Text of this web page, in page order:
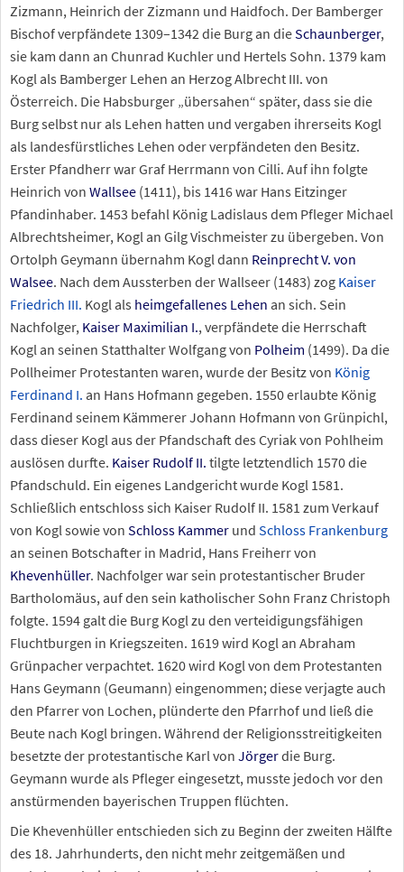
Zizmann, Heinrich der Zizmann und Haidfoch. Der Bamberger
Bischof verpfändete 1309–1342 die Burg an dieSchaunberger,
sie kam dann an Chunrad Kuchler und Hertels Sohn. 1379 kam
Kogl als Bamberger Lehen an Herzog Albrecht III. von
Österreich. Die Habsburger „übersahen“ später, dass sie die
Burg selbst nur als Lehen hatten und vergaben ihrerseits Kogl
als landesfürstliches Lehen oder verpfändeten den Besitz.
Erster Pfandherr war Graf Herrmann von Cilli. Auf ihn folgte
Heinrich von Wallsee (1411), bis 1416 war Hans Eitzinger
Pfandinhaber. 1453 befahl König Ladislaus dem Pfleger Michael
Albrechtsheimer, Kogl an Gilg Vischmeister zu übergeben. Von
Ortolph Geymann übernahm Kogl dann Reinprecht V. von
Walsee. Nach dem Aussterben der Wallseer (1483) zog Kaiser
Friedrich III. Kogl als heimgefallenes Lehen an sich. Sein
Nachfolger, Kaiser Maximilian I., verpfändete die Herrschaft
Kogl an seinen Statthalter Wolfgang von Polheim (1499). Da die
Pollheimer Protestanten waren, wurde der Besitz von König
Ferdinand I. an Hans Hofmann gegeben. 1550 erlaubte König
Ferdinand seinem Kämmerer Johann Hofmann von Grünpichl,
dass dieser Kogl aus der Pfandschaft des Cyriak von Pohlheim
auslösen durfte. Kaiser Rudolf II. tilgte letztendlich 1570 die
Pfandschuld. Ein eigenes Landgericht wurde Kogl 1581.
Schließlich entschloss sich Kaiser Rudolf II. 1581 zum Verkauf
von Kogl sowie von Schloss Kammer und Schloss Frankenburg
an seinen Botschafter in Madrid, Hans Freiherr von
Khevenhüller. Nachfolger war sein protestantischer Bruder
Bartholomäus, auf den sein katholischer Sohn Franz Christoph
folgte. 1594 galt die Burg Kogl zu den verteidigungsfähigen
Fluchtburgen in Kriegszeiten. 1619 wird Kogl an Abraham
Grünpacher verpachtet. 1620 wird Kogl von dem Protestanten
Hans Geymann (Geumann) eingenommen; diese verjagte auch
den Pfarrer von Lochen, plünderte den Pfarrhof und ließ die
Beute nach Kogl bringen. Während der Religionsstreitigkeiten
besetzte der protestantische Karl von Jörgerdie Burg.
Geymann wurde als Pfleger eingesetzt, musste jedoch vor den
anstürmenden bayerischen Truppen flüchten.
Die Khevenhüller entschieden sich zu Beginn der zweiten Hälfte
des 18. Jahrhunderts, den nicht mehr zeitgemäßen und